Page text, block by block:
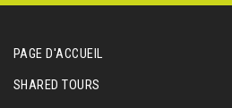
PAGE D'ACCUEIL
SHARED TOURS